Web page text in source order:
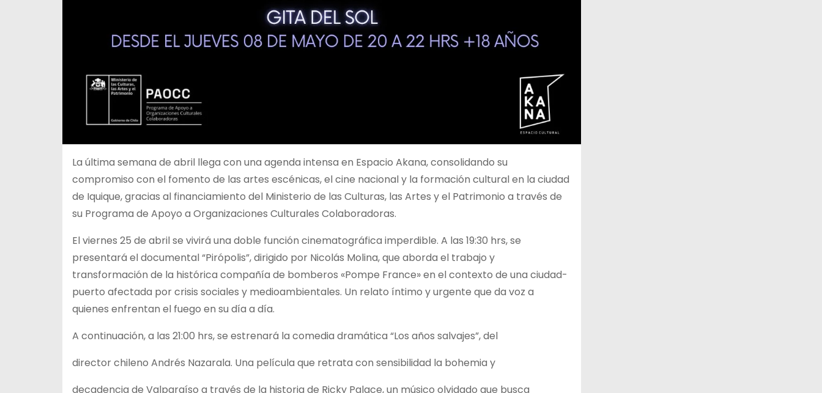
La última semana de abril llega con una agenda intensa en Espacio Akana, consolidando su
compromiso con el fomento de las artes escénicas, el cine nacional y la formación cultural en la ciudad
de Iquique, gracias al financiamiento del Ministerio de las Culturas, las Artes y el Patrimonio a través de
su Programa de Apoyo a Organizaciones Culturales Colaboradoras.
El viernes 25 de abril se vivirá una doble función cinematográfica imperdible. A las 19:30 hrs, se
presentará el documental “Pirópolis”, dirigido por Nicolás Molina, que aborda el trabajo y
transformación de la histórica compañía de bomberos «Pompe France» en el contexto de una ciudad-
puerto afectada por crisis sociales y medioambientales. Un relato íntimo y urgente que da voz a
quienes enfrentan el fuego en su día a día.
A continuación, a las 21:00 hrs, se estrenará la comedia dramática “Los años salvajes”, del
director chileno Andrés Nazarala. Una película que retrata con sensibilidad la bohemia y
decadencia de Valparaíso a través de la historia de Ricky Palace, un músico olvidado que busca